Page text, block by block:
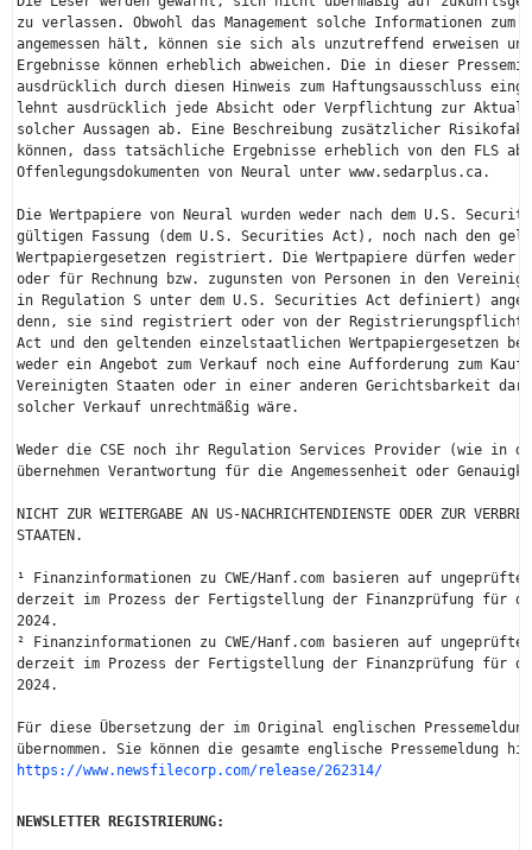
zu verlassen. Obwohl das Management solche Informationen
angemessen hält, können sie sich als unzutreffend erweisen
Ergebnisse können erheblich abweichen. Die in dieser
ausdrücklich durch diesen Hinweis zum Haftungsausschluss
lehnt ausdrücklich jede Absicht oder Verpflichtung zur
solcher Aussagen ab. Eine Beschreibung zusätzlicher
können, dass tatsächliche Ergebnisse erheblich von den FLS
Offenlegungsdokumenten von Neural unter www.sedarplus.ca.
Die Wertpapiere von Neural wurden weder nach dem U.S.
gültigen Fassung (dem U.S. Securities Act), noch nach den
Wertpapiergesetzen registriert. Die Wertpapiere dürfen weder
oder für Rechnung bzw. zugunsten von Personen in den
in Regulation S unter dem U.S. Securities Act definiert)
denn, sie sind registriert oder von der Registrierungspflicht
Act und den geltenden einzelstaatlichen Wertpapiergesetzen
weder ein Angebot zum Verkauf noch eine Aufforderung zum
Vereinigten Staaten oder in einer anderen Gerichtsbarkeit
solcher Verkauf unrechtmäßig wäre.
Weder die CSE noch ihr Regulation Services Provider (wie in
übernehmen Verantwortung für die Angemessenheit oder
NICHT ZUR WEITERGABE AN US-NACHRICHTENDIENSTE ODER ZUR
STAATEN.
¹ Finanzinformationen zu CWE/Hanf.com basieren auf
derzeit im Prozess der Fertigstellung der Finanzprüfung für das
2024.
² Finanzinformationen zu CWE/Hanf.com basieren auf
derzeit im Prozess der Fertigstellung der Finanzprüfung für das
2024.
Für diese Übersetzung der im Original englischen
https://www.newsfilecorp.com/release/262314/
NEWSLETTER REGISTRIERUNG: